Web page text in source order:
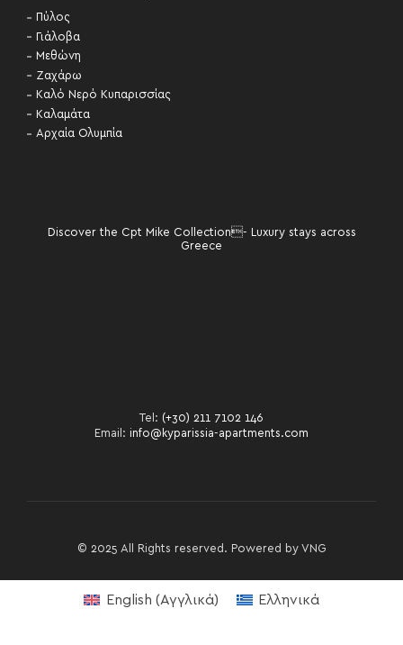
Πύλος
Γιάλοβα
Μεθώνη
Ζαχάρω
Καλό Νερό Κυπαρισσίας
Καλαμάτα
Αρχαία Ολυμπία
Discover the Cpt Mike Collection- Luxury stays across
Greece
Tel: (+30) 211 7102 146
Email: info@kyparissia-apartments.com
© 2025 All Rights reserved. Powered by VNG
English (Αγγλικά) Ελληνικά